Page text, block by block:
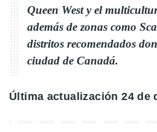
Queen West y el
además de zonas como
distritos recomendados
ciudad de Canadá.
Última actualización 24 de